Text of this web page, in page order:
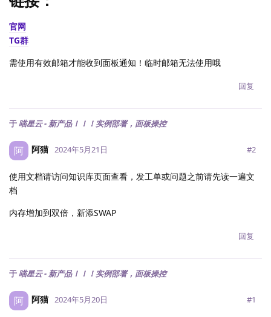
官网
TG群
需使用有效邮箱才能收到面板通知！临时邮箱无法使用哦
回复
于喵星云 - 新产品！！！实例部署，面板操控
阿 阿猫 2024年5月21日 #2
使用文档请访问知识库页面查看，发工单或问题之前请先读一遍文
档
内存增加到双倍，新添SWAP
回复
于喵星云 - 新产品！！！实例部署，面板操控
阿 阿猫 2024年5月20日 #1